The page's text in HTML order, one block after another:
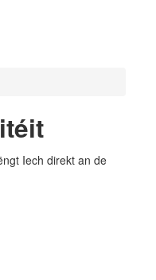
Iech direkt an de